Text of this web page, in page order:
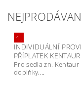
1.
INDIVIDUÁLNÍ
PŘÍPLATEK KENTAUR
Pro sedla zn.
doplňky,...